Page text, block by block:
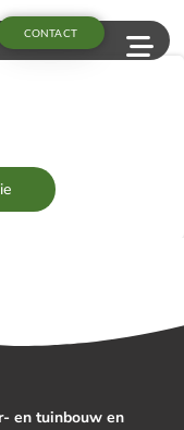
CONTACT
en tuinbouw en